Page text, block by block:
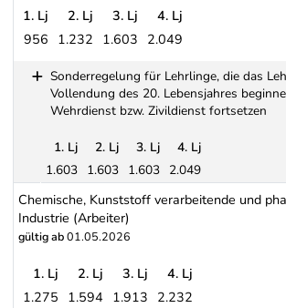
1. Lj 2. Lj 3. Lj
4. Lj
956 1.232 1.603 2.049
Sonderregelung für Lehrlinge, die das
Vollendung des 20. Lebensjahres
Wehrdienst bzw. Zivildienst fortsetzen
Sonderregelung für Lehrlinge, die das
1. Lj 2. Lj 3. Lj
4. Lj
1.603 1.603 1.603 2.049
Chemische, Kunststoff verarbeitende und
Industrie (Arbeiter)
gültig ab01.05.2026
1. Lj 2. Lj 3. Lj
4. Lj
1.275 1.594 1.913 2.232